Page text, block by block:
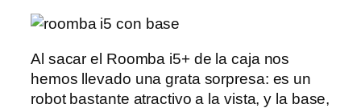
Al sacar el Roomba i5+ de la caja nos
hemos llevado una grata sorpresa: es un
robot bastante atractivo a la vista, y la base,